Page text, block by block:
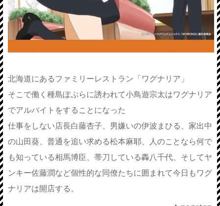
北海道にあるファミリーレストラン「ワグナリア」
そこで働く種島ぽぷらに誘われて小鳥遊宗太はワグナリア
でアルバイトをすることになった
仕事をしない店長白藤杏子、男嫌いの伊波まひる、家出中
の山田葵、普通を追い求める松本麻耶、人のことなら何で
も知っている相馬博臣、帯刀している轟八千代、そしてヤ
ンキー佐藤潤など個性的な同僚たちに囲まれて今日もワグ
ナリアは開店する。